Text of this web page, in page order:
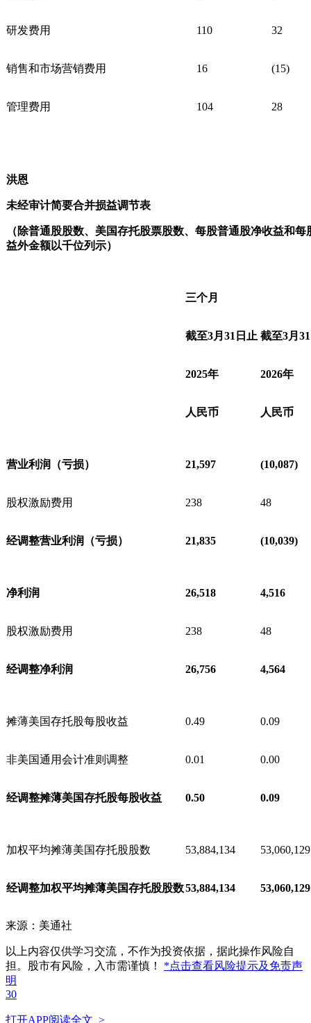
研发费用 110 32
销售和市场营销费用 16 (15)
管理费用 104 28
洪恩
未经审计简要合并损益调节表
（除普通股股数、美国存托股票股数、每股普通股净收益和
益外金额以千位列示）
三个月
截至3月 31 日止 截至3月 31
2025年 2026年
人民币 人民币
营业利润（亏损） 21,597 (10,087)
股权激励费用 238 48
经调整营业利润（亏损） 21,835 (10,039)
净利润 26,518 4,516
股权激励费用 238 48
经调整净利润 26,756 4,564
摊薄美国存托股每股收益 0.49 0.09
非美国通用会计准则调整 0.01 0.00
经调整摊薄美国存托股每股收益 0.50 0.09
加权平均摊薄美国存托股股数 53,884,134 53,060,129
经调整加权平均摊薄美国存托股股数53,884,134 53,060,129
来源：美通社
以上内容仅供学习交流，不作为投资依据，据此操作风险自
担。股市有风险，入市需谨慎！ *点击查看风险提示及免责声
明
30
打开APP阅读全文 >